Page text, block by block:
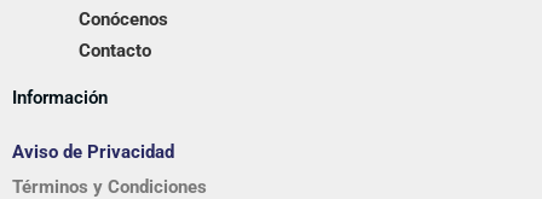
Conócenos
Contacto
Información
Aviso de Privacidad
Términos y Condiciones